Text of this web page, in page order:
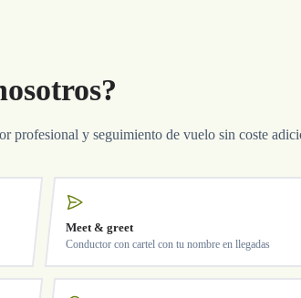
profesional y seguimiento de vuelo sin coste
Meet & greet
Conductor con cartel con tu nombre en llegadas